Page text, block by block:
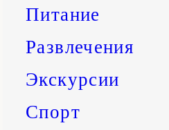
Питание
Развлечения
Экскурсии
Спорт